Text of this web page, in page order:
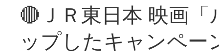
🔴ＪＲ東日本 映画
ップしたキャンペー